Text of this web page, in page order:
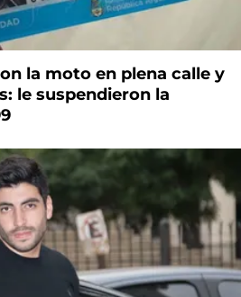
la moto en plena calle y
le suspendieron la